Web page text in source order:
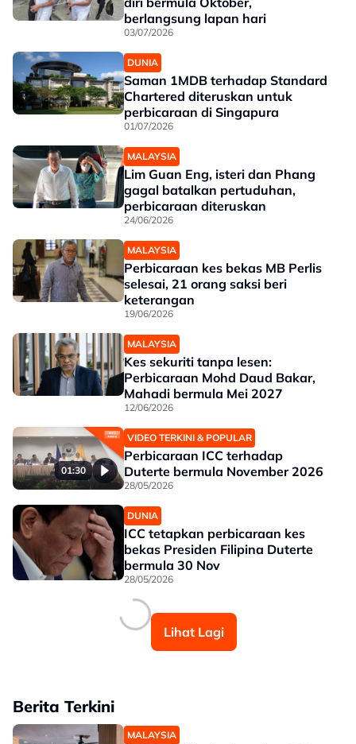
berlangsung lapan hari
03/07/2026
DUNIA
Saman 1MDB terhadap Standard
Chartered diteruskan untuk
perbicaraan di Singapura
01/07/2026
MALAYSIA
Lim Guan Eng, isteri dan Phang
gagal batalkan pertuduhan,
perbicaraan diteruskan
24/06/2026
MALAYSIA
Perbicaraan kes bekas MB Perlis
selesai, 21 orang saksi beri
keterangan
19/06/2026
MALAYSIA
Kes sekuriti tanpa lesen:
Perbicaraan Mohd Daud Bakar,
Mahadi bermula Mei 2027
12/06/2026
01:30
VIDEO TERKINI & POPULAR
Perbicaraan ICC terhadap
Duterte bermula November 2026
28/05/2026
DUNIA
ICC tetapkan perbicaraan kes
bekas Presiden Filipina Duterte
bermula 30 Nov
28/05/2026
Lihat Lagi
Berita Terkini
MALAYSIA